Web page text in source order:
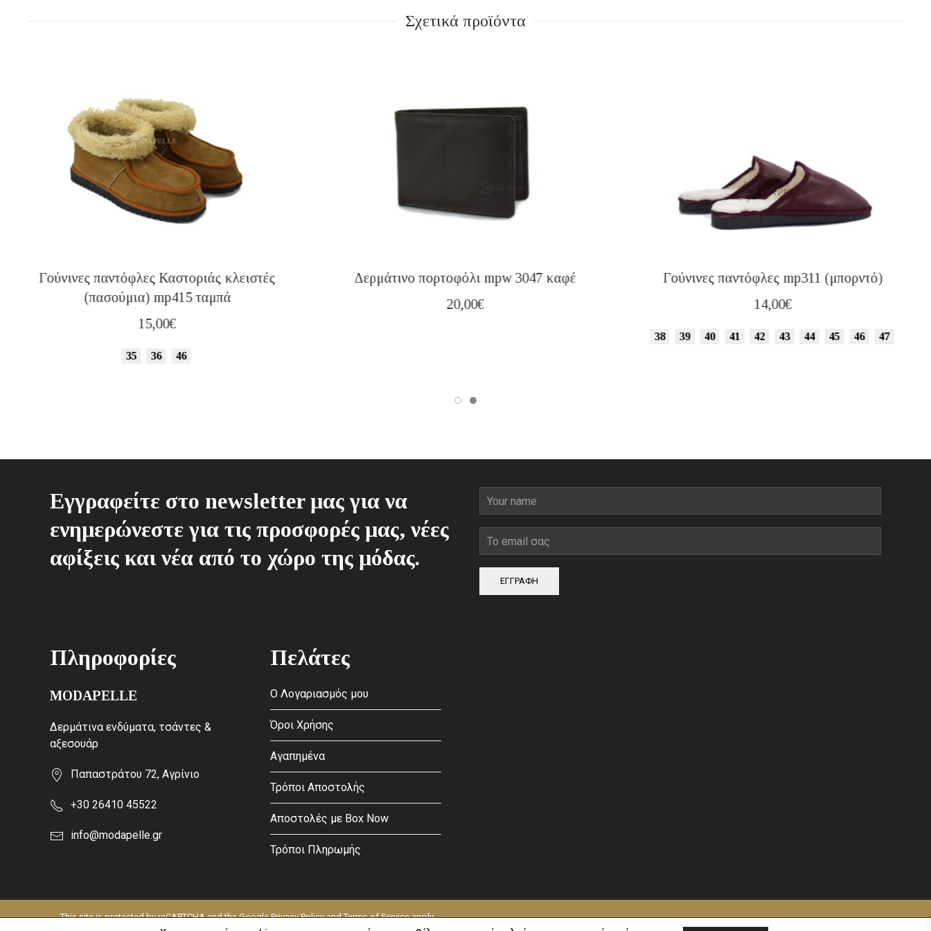
Σχετικά προϊόντα
Γούνινες παντόφλες Καστοριάς κλειστές
(πασούμια) mp415 ταμπά
15,00€
35 36 46
Δερμάτινο πορτοφόλι mpw 3047 καφέ
20,00€
Γούνινες παντόφλες mp311 (μπορντό)
14,00€
38 39 40 41 42 43 44 45 46 47
Εγγραφείτε στο newsletter μας για να
ενημερώνεστε για τις προσφορές μας, νέες
αφίξεις και νέα από το χώρο της μόδας.
ΕΓΓΡΑΦΗ
Πληροφορίες
MODAPELLE
Δερμάτινα ενδύματα, τσάντες &
αξεσουάρ
Παπαστράτου 72, Αγρίνιο
+30 26410 45522
info@modapelle.gr
Πελάτες
Ο Λογαριασμός μου
Όροι Χρήσης
Αγαπημένα
Τρόποι Αποστολής
Αποστολές με Box Now
Τρόποι Πληρωμής
This site is protected by reCAPTCHA and the GooglePrivacy PolicyandTerms of Serviceapply.